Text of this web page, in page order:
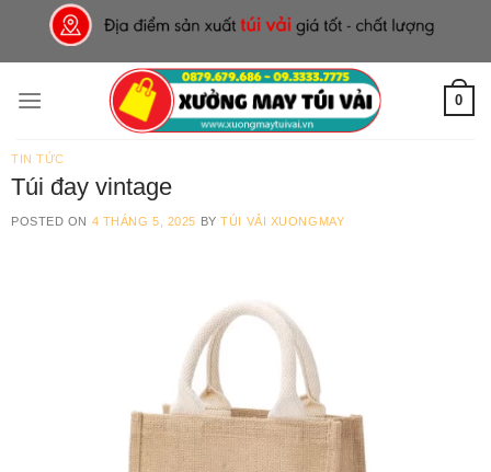
content
0
TIN TỨC
Túi đay vintage
POSTED ON 4 THÁNG 5, 2025 BYTÚI VẢI XUONGMAY